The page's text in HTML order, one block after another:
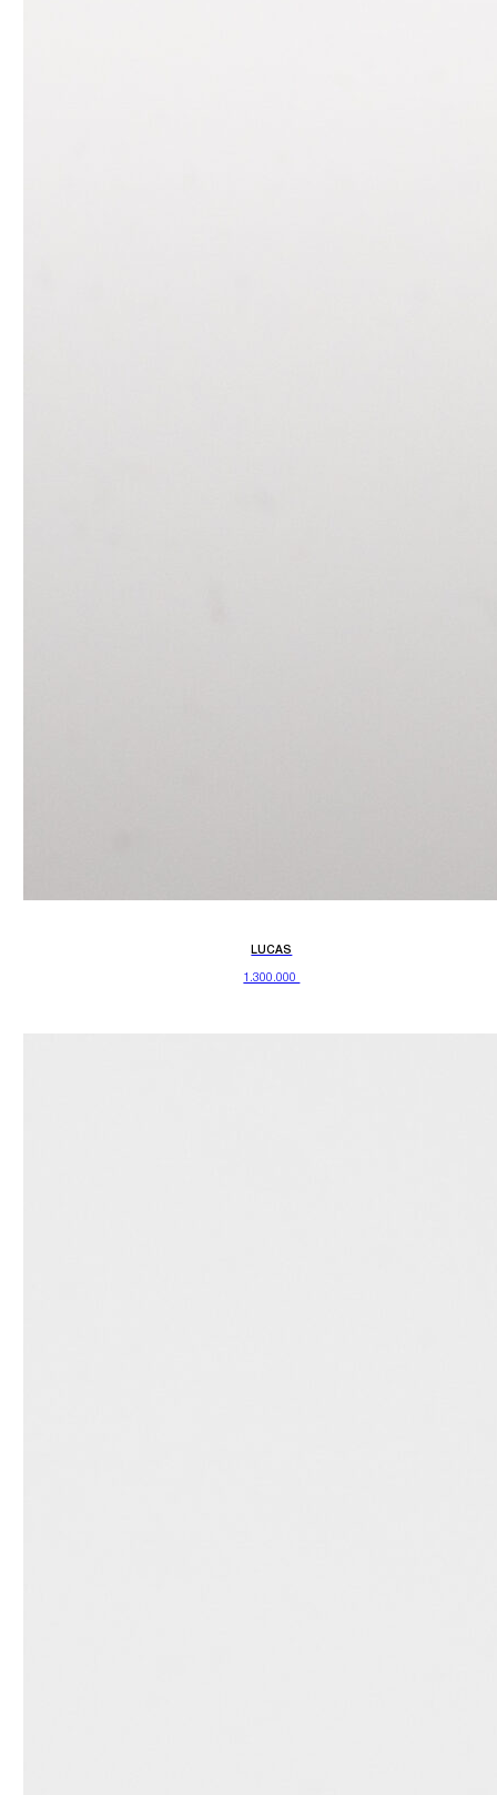
LUCAS
1.300.000